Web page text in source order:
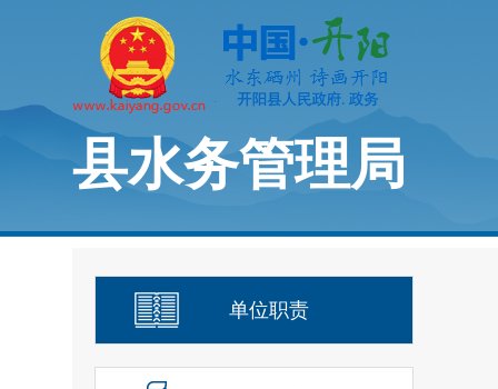
县水务管理局
单位职责